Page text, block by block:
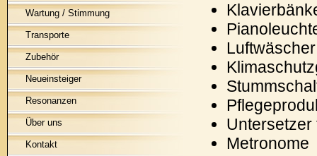
Wartung / Stimmung
Transporte
Zubehör
Neueinsteiger
Resonanzen
Über uns
Kontakt
Luftwäscher
Untersetzer
Metronome